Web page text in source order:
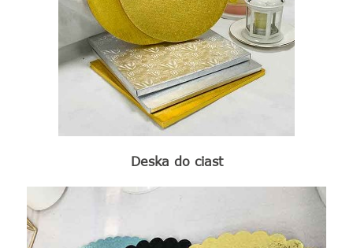
Deska do ciast